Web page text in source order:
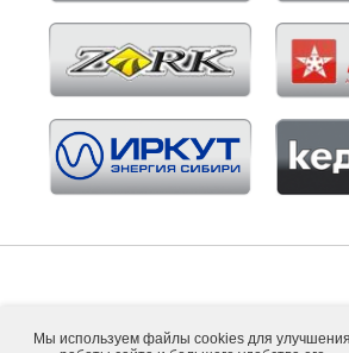
Мы используем файлы cookies для улучшения